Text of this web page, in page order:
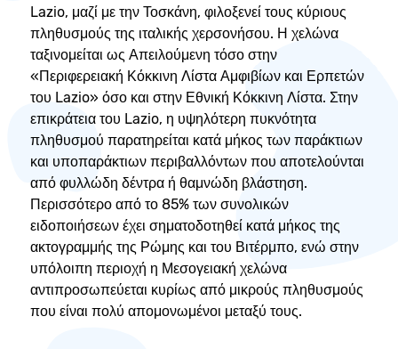
Lazio, μαζί με την Τοσκάνη, φιλοξενεί τους κύριους
πληθυσμούς της ιταλικής χερσονήσου. Η χελώνα
ταξινομείται ως Απειλούμενη τόσο στην
«Περιφερειακή Κόκκινη Λίστα Αμφιβίων και Ερπετών
του Lazio» όσο και στην Εθνική Κόκκινη Λίστα. Στην
επικράτεια του Lazio, η υψηλότερη πυκνότητα
πληθυσμού παρατηρείται κατά μήκος των παράκτιων
και υποπαράκτιων περιβαλλόντων που αποτελούνται
από φυλλώδη δέντρα ή θαμνώδη βλάστηση.
Περισσότερο από το 85% των συνολικών
ειδοποιήσεων έχει σηματοδοτηθεί κατά μήκος της
ακτογραμμής της Ρώμης και του Βιτέρμπο, ενώ στην
υπόλοιπη περιοχή η Μεσογειακή χελώνα
αντιπροσωπεύεται κυρίως από μικρούς πληθυσμούς
που είναι πολύ απομονωμένοι μεταξύ τους.